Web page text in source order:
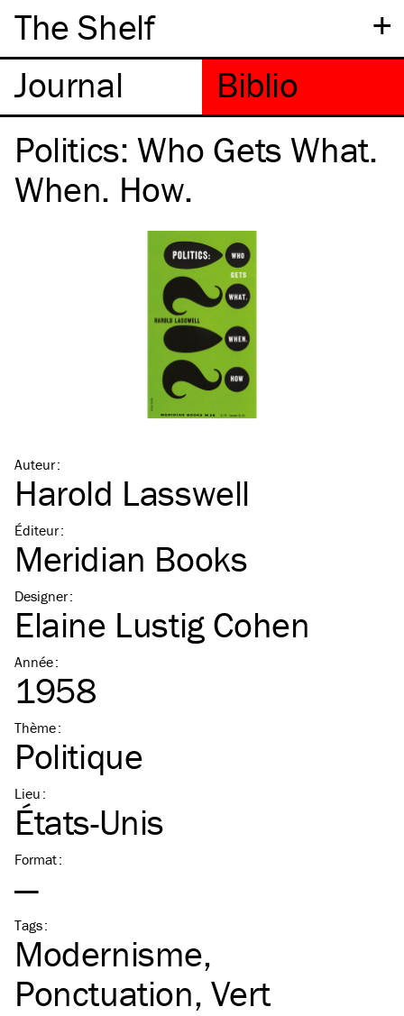
+
The Shelf
Politics: Who Gets What.
When. How.
Auteur:
Harold Lasswell
Éditeur:
Meridian Books
Designer:
Elaine Lustig Cohen
Année:
1958
Thème:
Politique
Lieu :
États-Unis
Format:
—
Tags:
Modernisme
Ponctuation Vert